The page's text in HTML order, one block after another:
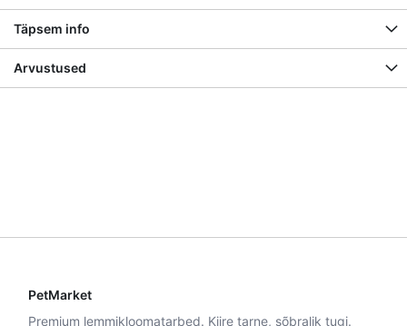
Täpsem info
Arvustused
PetMarket
Premium lemmikloomatarbed. Kiire tarne, sõbralik tugi.